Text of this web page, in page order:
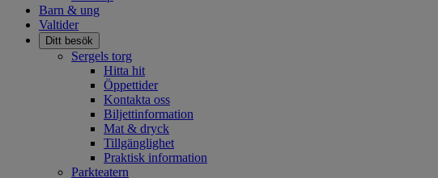
Barn & ung
Valtider
Öppna
meny
Ditt besök
Sergels torg
Hitta hit
Öppettider
Kontakta oss
Biljettinformation
Mat & dryck
Tillgänglighet
Praktisk information
Parkteatern